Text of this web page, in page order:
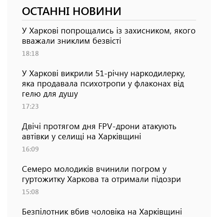
ОСТАННІ НОВИНИ
У Харкові попрощались із захисником, якого
вважали зниклим безвісті
18:18
У Харкові викрили 51-річну наркодилерку,
яка продавала психотропи у флаконах від
гелю для душу
17:23
Двічі протягом дня FPV-дрони атакують
автівки у селищі на Харківщині
16:09
Семеро молодиків вчинили погром у
гуртожитку Харкова та отримали підозри
15:08
Безпілотник вбив чоловіка на Харківщині